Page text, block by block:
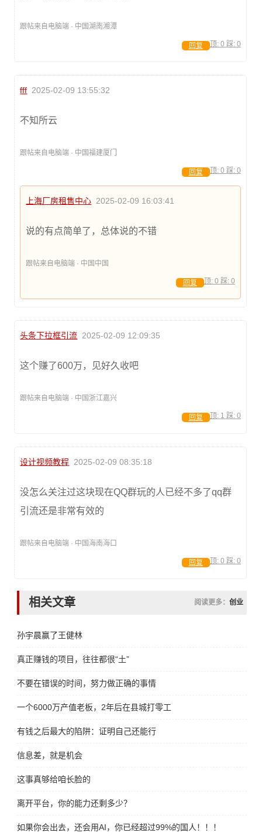
跟帖来自电脑端 · 中国湖南湘潭
顶: 0 踩: 0
回复
fff 2025-02-09 13:55:32
不知所云
跟帖来自电脑端 · 中国福建厦门
顶: 0 踩: 0
回复
上海厂房租售中心 2025-02-09 16:03:41
说的有点简单了，总体说的不错
跟帖来自电脑端 · 中国中国
顶: 0 踩: 0
回复
头条下拉框引流 2025-02-09 12:09:35
这个赚了600万，见好久收吧
跟帖来自电脑端 · 中国浙江嘉兴
顶: 1 踩: 0
回复
设计视频教程 2025-02-09 08:35:18
没怎么关注过这块现在QQ群玩的人已经不多了qq群
引流还是非常有效的
跟帖来自电脑端 · 中国海南海口
顶: 0 踩: 0
回复
相关文章 阅读更多： 创业
孙宇晨赢了王健林
真正赚钱的项目，往往都很“土”
不要在错误的时间，努力做正确的事情
一个6000万产值老板，2年后在县城打零工
有钱之后最大的陷阱：证明自己还能行
信息差，就是机会
这事真够给咱长脸的
离开平台，你的能力还剩多少？
如果你会出去，还会用AI，你已经超过99%的国人！！！